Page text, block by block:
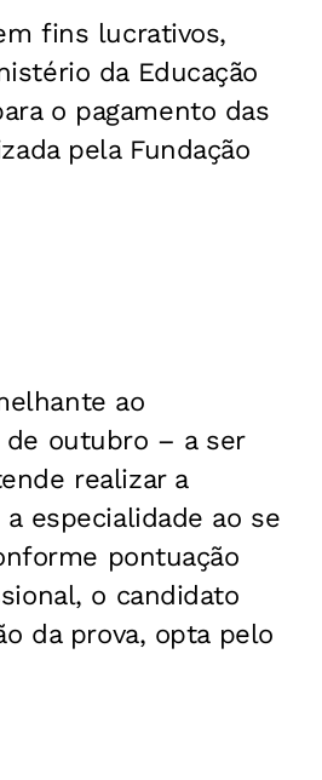
fins lucrativos,
da Educação
o pagamento das
pela Fundação
ao
de outubro – a ser
realizar a
especialidade ao se
pontuação
o candidato
da prova, opta pelo